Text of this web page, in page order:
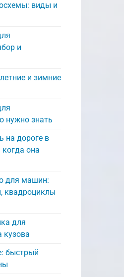
виды и
и
и зимние
нужно знать
на дороге в
когда она
для машин:
квадроциклы
для
кузова
быстрый